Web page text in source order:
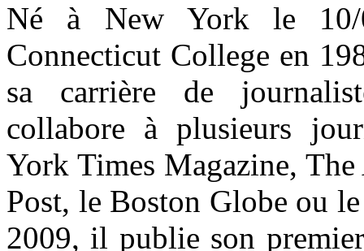
Né à New York le 10/
Connecticut College en
sa carrière de
collabore à plusieurs
York Times Magazine,
Post, le Boston Globe ou
2009, il publie son